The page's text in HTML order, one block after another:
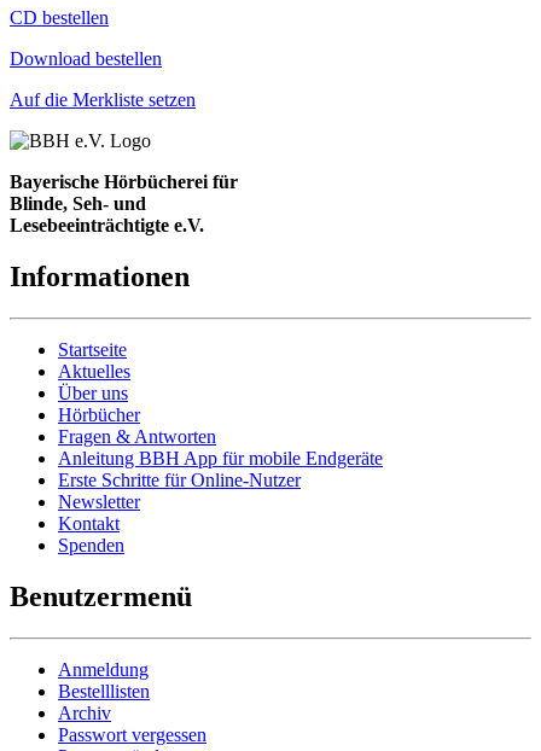
Bestell-Aktionen
CD bestellen
Download bestellen
Auf die Merkliste setzen
Bayerische Hörbücherei für
Blinde, Seh- und
Lesebeeinträchtigte e.V.
Informationen
Startseite
Aktuelles
Über uns
Hörbücher
Fragen & Antworten
Anleitung BBH App für mobile Endgeräte
Erste Schritte für Online-Nutzer
Newsletter
Kontakt
Spenden
Benutzermenü
Anmeldung
Bestelllisten
Archiv
Passwort vergessen